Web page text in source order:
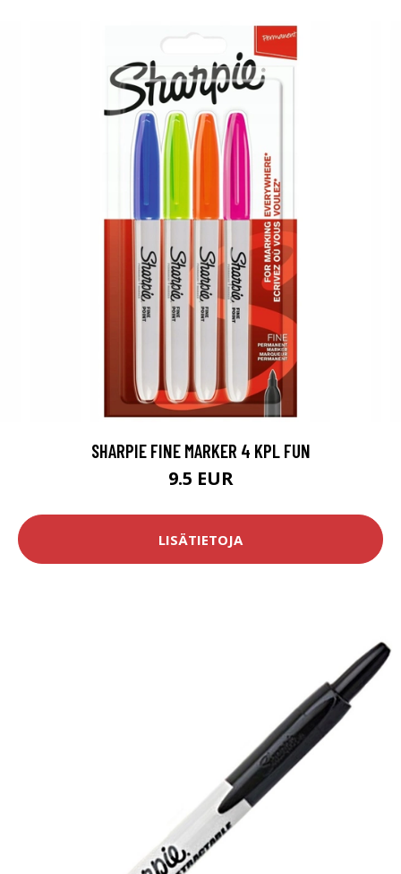
SHARPIE FINE MARKER 4 KPL FUN
9.5 EUR
LISÄTIETOJA